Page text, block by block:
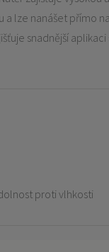
a lze nanášet přímo na
snadnější aplikaci
proti vlhkosti